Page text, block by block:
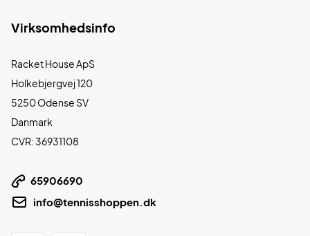
Virksomhedsinfo
Racket House ApS
Holkebjergvej 120
5250 Odense SV
Danmark
CVR: 36931108
65906690
info@tennisshoppen.dk